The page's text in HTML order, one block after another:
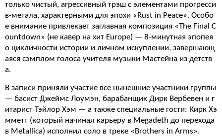
только чистый, агрессивный трэш с элементами прогресси
в-метала, характерными для эпохи «Rust in Peace». Особо
е внимание привлекает заглавная композиция «The Final C
ountdown» (не кавер на хит Europe) — 8-минутная эпопея
о цикличности истории и личном искуплении, завершающ
аяся сэмплом голоса учителя музыки Мастейна из детств
а.
В записи приняли участие все нынешние участники группы
— басист Джеймс Лоумэн, барабанщик Дирк Вербевен и г
итарист Тэйлор Хэм — а также специальные гости: Кирк Хэ
мметт (который начинал карьеру в Megadeth до перехода
в Metallica) исполнил соло в треке «Brothers in Arms».